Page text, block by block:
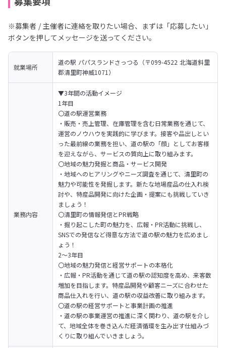
※募集者 / 主催者に連絡を取りたい場合、まずは「応募したい」
ボタンを押してメッセージを送ってください。
就業場所
道の駅 パパスランドさっつる（〒099-4522 北海道斜里
郡清里町神威1071）
業務内容
▼3年間の活動イメージ
1年目
〇道の駅運営業務
・販売・売上管理、在庫管理を含む日常業務を通じて、
運営のノウハウを実践的に学びます。接客や品出しとい
った最前線の業務を担い、道の駅の「顔」としてお客様
を迎えながら、サービスの質向上に取り組みます。
〇地域の魅力発掘と商品・サービス開発
・地域へのヒアリングやニーズ調査を通じて、清里町の
魅力や可能性を発掘します。新たな地場産品の仕入れ検
討や、特産品開発に向けた企画・提案にも挑戦していき
ましょう！
〇清里町の情報発信とPR戦略
・掘り起こした町の魅力を、広報・PR活動に挑戦し、
SNSでの発信など得意な方法で道の駅の魅力を広めまし
ょう！
2～3年目
〇地域の魅力発信と経営サポートの本格化
・広報・PR活動を通じて道の駅の認知度を高め、来客数
増加を目指します。特産品開発や顧客ニーズに合わせた
商品仕入れを行い、道の駅の収益改善に取り組みます。
〇道の駅の経営サポートと事業計画の推進
・道の駅の事業運営の推進に深く関わり、道の駅を介し
て、地域全体を巻き込んだ経済循環を生み出す仕組みづ
くりに取り組んでいきましょう。